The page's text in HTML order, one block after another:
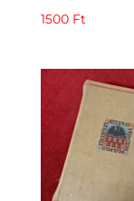
1500 Ft